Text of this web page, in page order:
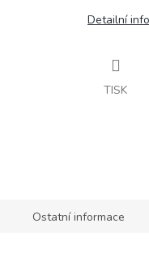
Detailní
TISK
Ostatní informace